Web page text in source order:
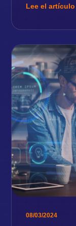
Lee el
08/03/2024